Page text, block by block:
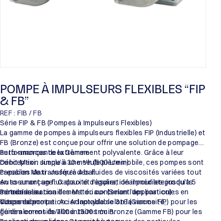
POMPE À IMPULSEURS FLEXIBLES “FIP
& FB”
REF : FIB / FB
Série FIP & FB (Pompes à Impulseurs Flexibles)
La gamme de pompes à impulseurs flexibles FIP (Industrielle) et
FB (Bronze) est conçue pour offrir une solution de pompage
auto-amorçante extrêmement polyvalente. Grâce à leur
conception simple à une seule pièce mobile, ces pompes sont
capables de transférer des fluides de viscosités variées tout
en assurant un flux doux et régulier, idéal pour les produits
sensibles au cisaillement ou contenant des particules en
suspension.
Performances de la Gamme :
Débit Maxi : Jusqu’à 30 m³/h (500 L/min).
Pression Maxi : Jusqu’à 4 bar.
Auto-amorçage : Capacité d’aspiration immédiate jusqu’à 5
mètres à sec.
Vitesse de rotation : Adaptable selon la viscosité,
généralement de 700 à 1500 tr/min.
Personnalisation des Matériaux (Selon l’application) :
Corps de pompe : Acier Inoxydable 316 (Gamme FIP) pour les
fluides corrosifs/alimentaires ou Bronze (Gamme FB) pour les